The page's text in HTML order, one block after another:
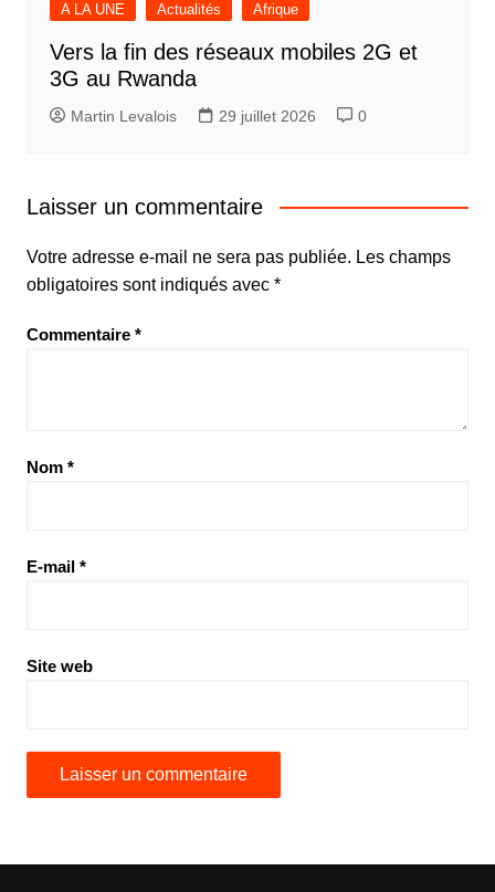
A LA UNE Actualités Afrique
Vers la fin des réseaux mobiles 2G et
3G au Rwanda
Martin Levalois 29 juillet 2026 0
Laisser un commentaire
Votre adresse e-mail ne sera pas publiée. Les champs
obligatoires sont indiqués avec *
Commentaire *
Nom *
E-mail *
Site web